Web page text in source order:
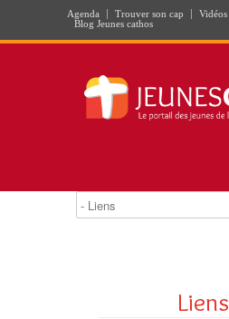
Agenda Trouver son cap Vidéos
Blog Jeunes cathos
Liens